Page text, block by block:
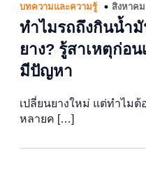
บทความและความรู้ สิงหาคม
ทำไมรถถึงกินน้ำ
ยาง? รู้สาเหตุก่อ
มีปัญหา
เปลี่ยนยางใหม่ แต่ทำไมต้
หลายค […]